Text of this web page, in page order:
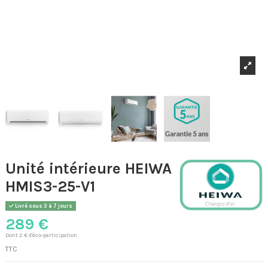
Unité intérieure HEIWA
HMIS3-25-V1
Livré sous 3 à 7 jours
289 €
Dont 2 € d'éco-participation
TTC